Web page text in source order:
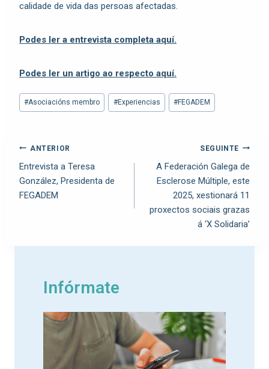
calidade de vida das persoas afectadas.
Podes ler a entrevista completa aquí.
Podes ler un artigo ao respecto aquí.
#Asociacións membro #Experiencias #FEGADEM
ANTERIOR
Entrevista a Teresa
González, Presidenta de
FEGADEM
SEGUINTE
A Federación Galega de
Esclerose Múltiple, este
2025, xestionará 11
proxectos sociais grazas
á ‘X Solidaria’
Infórmate